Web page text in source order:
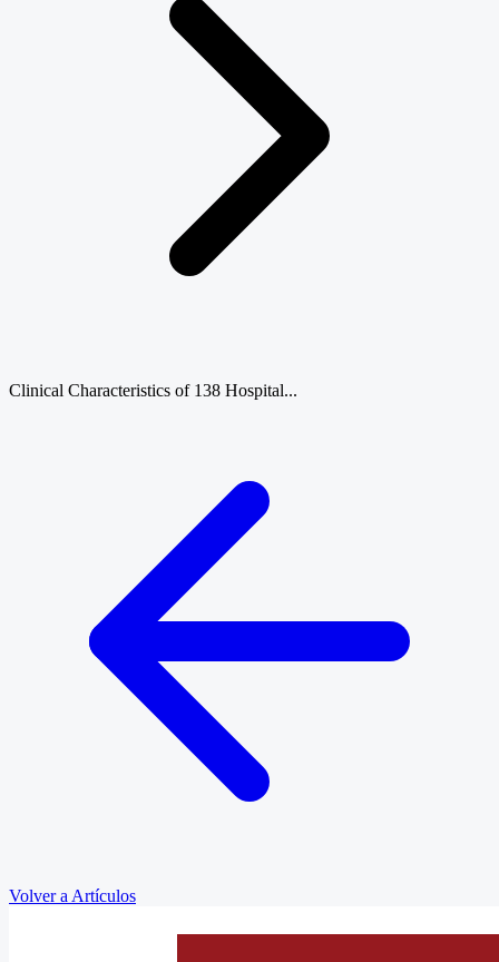
Clinical Characteristics of 138 Hospital...
Volver a Artículos